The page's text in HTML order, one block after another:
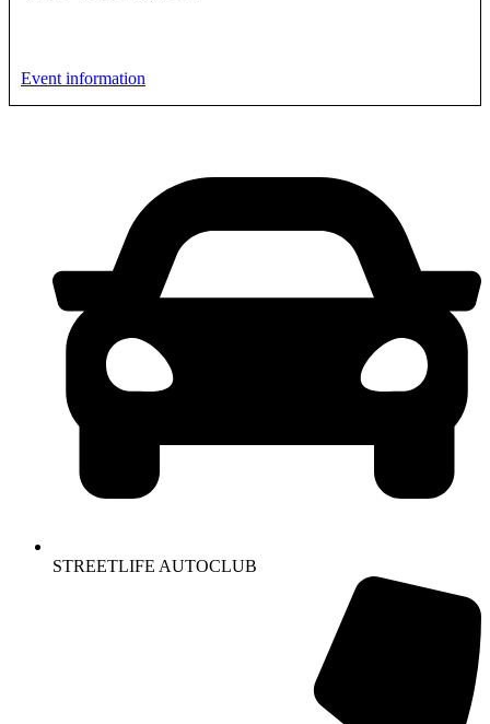
Event information
STREETLIFE AUTOCLUB